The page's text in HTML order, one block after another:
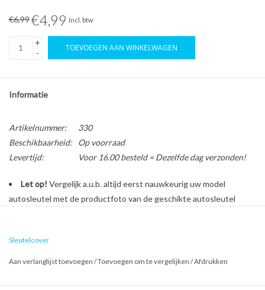
€6,99€4,99 Incl. btw
+
-
TOEVOEGEN AAN WINKELWAGEN
Informatie
Artikelnummer:
330
Beschikbaarheid:
Op voorraad
Levertijd:
Voor 16.00 besteld = Dezelfde dag verzonden!
Let op! Vergelijk a.u.b. altijd eerst nauwkeurig uw model
autosleutel met de productfoto van de geschikte autosleutel
Sleutelcover
Aan verlanglijst toevoegen /Toevoegen om te vergelijken /Afdrukken